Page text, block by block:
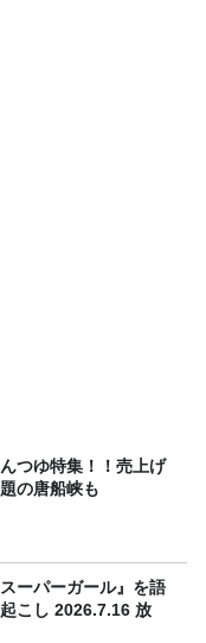
つゆ特集！！売上げ
の唐船峡も
ーパーガール』を語
こし 2026.7.16 放